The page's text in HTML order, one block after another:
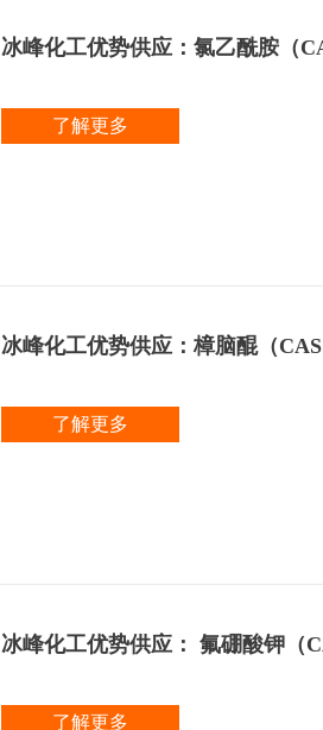
冰峰化工优势供应：氯乙酰胺（
了解更多
冰峰化工优势供应：樟脑醌（
了解更多
冰峰化工优势供应： 氟硼酸钾（
了解更多